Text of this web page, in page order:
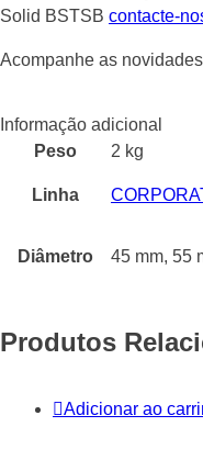
Solid BSTSB contacte-
Acompanhe as
Informação adicional
Peso
2 kg
Linha
Diâmetro 45 mm, 55
Produtos
Adicionar ao